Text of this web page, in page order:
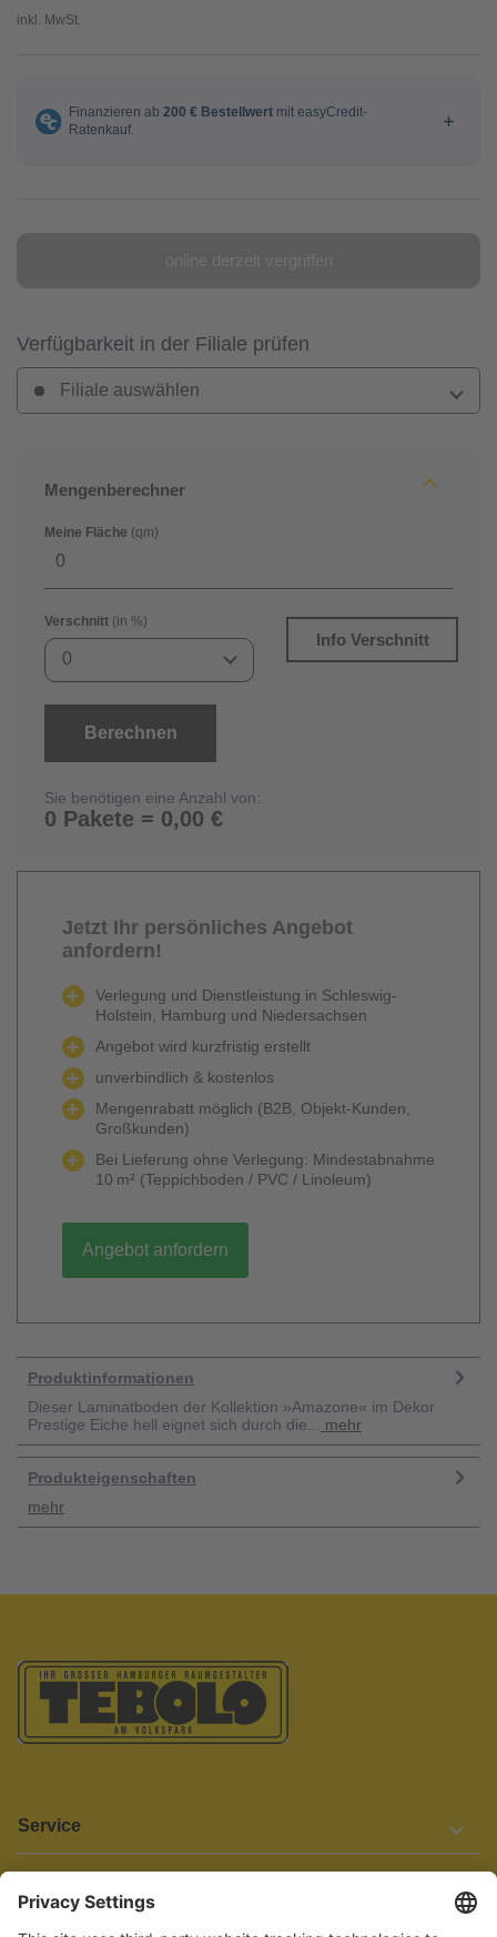
inkl. MwSt.
Verfügbarkeit in der Filiale prüfen
Filiale auswählen
Mengenberechner
Meine Fläche (qm)
Verschnitt (in %)
0
Info Verschnitt
Berechnen
Sie benötigen eine Anzahl von:
0 Pakete = 0,00 €
Jetzt Ihr persönliches Angebot
anfordern!
Verlegung und Dienstleistung in Schleswig-
Holstein, Hamburg und Niedersachsen
Angebot wird kurzfristig erstellt
unverbindlich & kostenlos
Mengenrabatt möglich (B2B, Objekt-Kunden,
Großkunden)
Bei Lieferung ohne Verlegung: Mindestabnahme
10 m² (Teppichboden / PVC / Linoleum)
Angebot anfordern
Produktinformationen
Dieser Laminatboden der Kollektion »Amazone« im Dekor
Prestige Eiche hell eignet sich durch die...
mehr
Produkteigenschaften
mehr
Service
Informationen